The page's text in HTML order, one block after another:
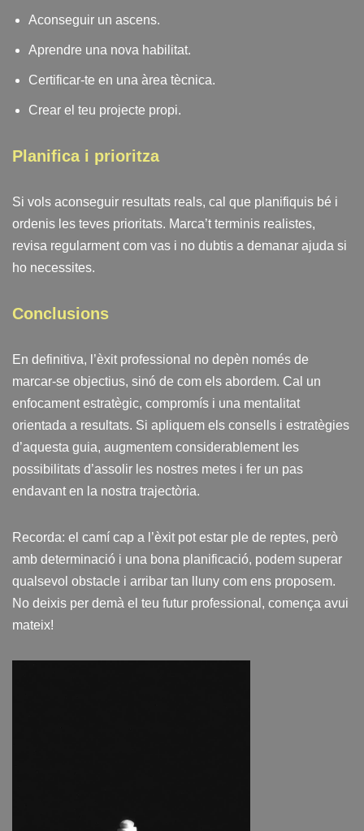
Aconseguir un ascens.
Aprendre una nova habilitat.
Certificar-te en una àrea tècnica.
Crear el teu projecte propi.
Planifica i prioritza
Si vols aconseguir resultats reals, cal que planifiquis bé i
ordenis les teves prioritats. Marca’t terminis realistes,
revisa regularment com vas i no dubtis a demanar ajuda si
ho necessites.
Conclusions
En definitiva, l’èxit professional no depèn només de
marcar-se objectius, sinó de com els abordem. Cal un
enfocament estratègic, compromís i una mentalitat
orientada a resultats. Si apliquem els consells i estratègies
d’aquesta guia, augmentem considerablement les
possibilitats d’assolir les nostres metes i fer un pas
endavant en la nostra trajectòria.
Recorda: el camí cap a l’èxit pot estar ple de reptes, però
amb determinació i una bona planificació, podem superar
qualsevol obstacle i arribar tan lluny com ens proposem.
No deixis per demà el teu futur professional, comença avui
mateix!